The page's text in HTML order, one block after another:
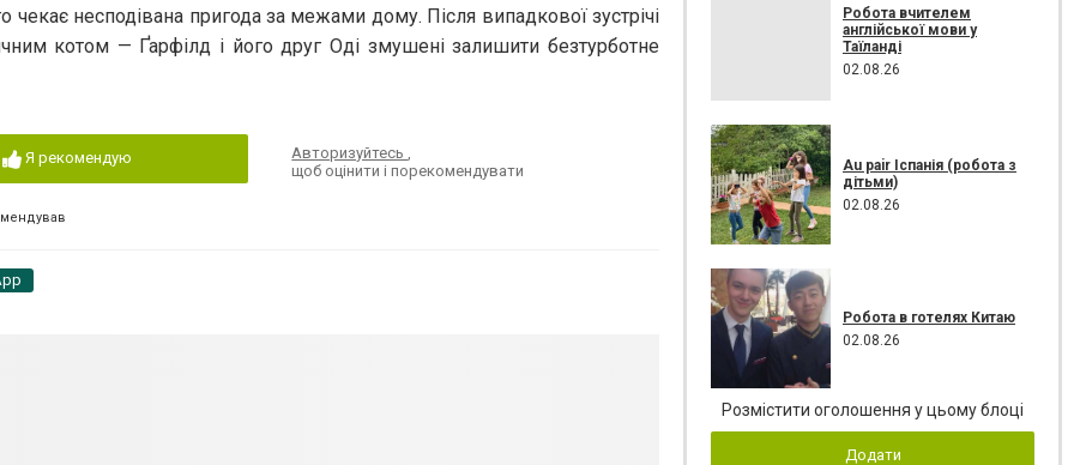
чекає несподівана пригода за межами дому. Після випадкової зустрічі
котом — Ґарфілд і його друг Оді змушені залишити безтурботне
Я рекомендую Авторизуйтесь,
щоб оцінити і порекомендувати
Робота вчителем
англійської мови у
Таїланді
02.08.26
Au pair Іспанія (робота з
дітьми)
02.08.26
Робота в готелях Китаю
02.08.26
Розмістити оголошення у цьому блоці
Додати